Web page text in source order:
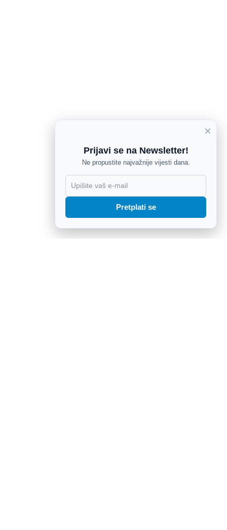
×
Prijavi se na Newsletter!
Ne propustite najvažnije vijesti dana.
Pretplati se